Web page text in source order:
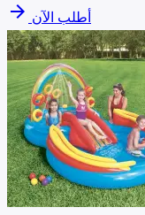
arrow_forward أطلب الآن